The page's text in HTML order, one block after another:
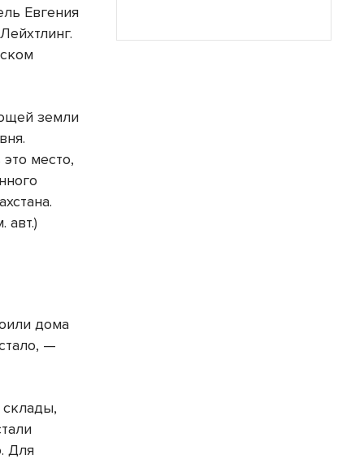
Евгения
земли
место,
дома
—
Для